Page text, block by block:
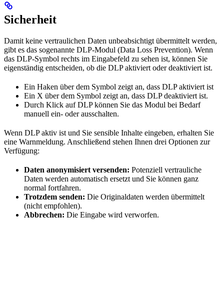
Sicherheit
Damit keine vertraulichen Daten unbeabsichtigt übermittelt werden,
gibt es das sogenannte DLP-Modul (Data Loss Prevention). Wenn
das DLP-Symbol rechts im Eingabefeld zu sehen ist, können Sie
eigenständig entscheiden, ob die DLP aktiviert oder deaktiviert ist.
Ein Haken über dem Symbol zeigt an, dass DLP aktiviert ist
Ein X über dem Symbol zeigt an, dass DLP deaktiviert ist.
Durch Klick auf DLP können Sie das Modul bei Bedarf
manuell ein- oder ausschalten.
Wenn DLP aktiv ist und Sie sensible Inhalte eingeben, erhalten Sie
eine Warnmeldung. Anschließend stehen Ihnen drei Optionen zur
Verfügung:
Daten anonymisiert versenden: Potenziell vertrauliche
Daten werden automatisch ersetzt und Sie können ganz
normal fortfahren.
Trotzdem senden: Die Originaldaten werden übermittelt
(nicht empfohlen).
Abbrechen: Die Eingabe wird verworfen.